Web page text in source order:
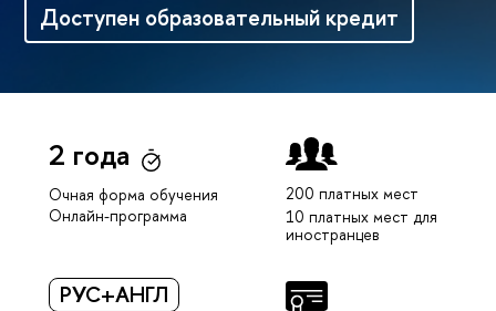
Доступен образовательный кредит
2 года
Очная форма обучения
Онлайн-программа
200 платных мест
10 платных мест для
иностранце
РУС+АНГЛ